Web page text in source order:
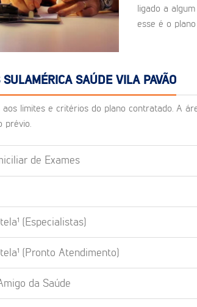
ligado a
esse é o
SULAMÉRICA SAÚDE VILA PAVÃO
aos limites e critérios do plano contratado. A
prévio.
de Exames
(Especialistas)
(Pronto Atendimento)
da Saúde